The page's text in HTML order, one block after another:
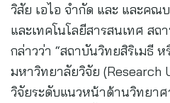
วิสัย เอไอ จำกัด และ และคณ
และเทคโนโลยีสารสนเทศ สถ
กล่าวว่า “สถาบันวิทยสิริเมธี ห
มหาวิทยาลัยวิจัย (Research
วิจัยระดับแนวหน้าด้านวิทยาศ